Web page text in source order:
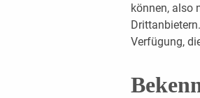
können, also
Verfügung,